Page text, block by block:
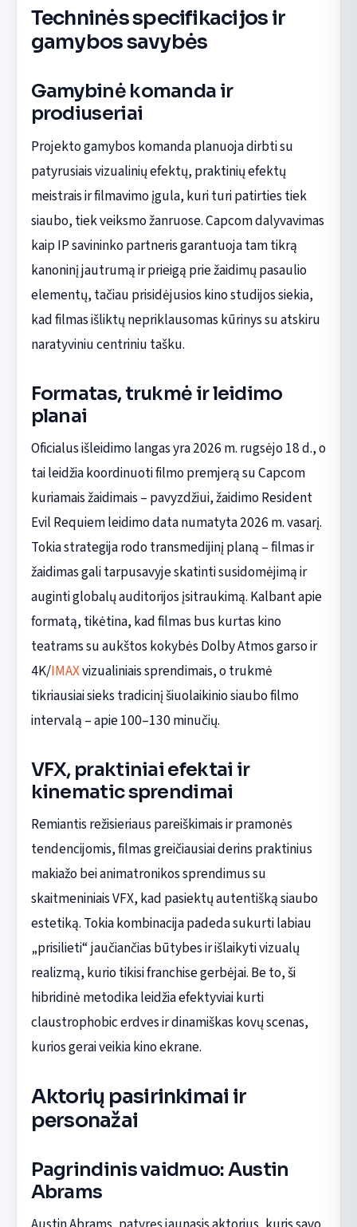
Techninės specifikacijos ir
gamybos savybės
Gamybinė komanda ir
prodiuseriai
Projekto gamybos komanda planuoja dirbti su
patyrusiais vizualinių efektų, praktinių efektų
meistrais ir filmavimo įgula, kuri turi patirties tiek
siaubo, tiek veiksmo žanruose. Capcom dalyvavimas
kaip IP savininko partneris garantuoja tam tikrą
kanoninį jautrumą ir prieigą prie žaidimų pasaulio
elementų, tačiau prisidėjusios kino studijos siekia,
kad filmas išliktų nepriklausomas kūrinys su atskiru
naratyviniu centriniu tašku.
Formatas, trukmė ir leidimo
planai
Oficialus išleidimo langas yra 2026 m. rugsėjo 18 d., o
tai leidžia koordinuoti filmo premjerą su Capcom
kuriamais žaidimais – pavyzdžiui, žaidimo Resident
Evil Requiem leidimo data numatyta 2026 m. vasarį.
Tokia strategija rodo transmedijinį planą – filmas ir
žaidimas gali tarpusavyje skatinti susidomėjimą ir
auginti globalų auditorijos įsitraukimą. Kalbant apie
formatą, tikėtina, kad filmas bus kurtas kino
teatrams su aukštos kokybės Dolby Atmos garso ir
4K/IMAXvizualiniais sprendimais, o trukmė
tikriausiai sieks tradicinį šiuolaikinio siaubo filmo
intervalą – apie 100–130 minučių.
VFX, praktiniai efektai ir
kinematic sprendimai
Remiantis režisieriaus pareiškimais ir pramonės
tendencijomis, filmas greičiausiai derins praktinius
makiažo bei animatronikos sprendimus su
skaitmeniniais VFX, kad pasiektų autentišką siaubo
estetiką. Tokia kombinacija padeda sukurti labiau
„prisilieti“ jaučiančias būtybes ir išlaikyti vizualų
realizmą, kurio tikisi franchise gerbėjai. Be to, ši
hibridinė metodika leidžia efektyviai kurti
claustrophobic erdves ir dinamiškas kovų scenas,
kurios gerai veikia kino ekrane.
Aktorių pasirinkimai ir
personažai
Pagrindinis vaidmuo: Austin
Abrams